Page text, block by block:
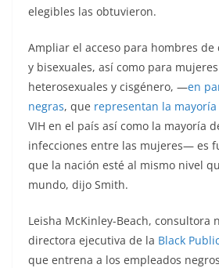
elegibles las obtuvieron.
Ampliar el acceso para hombres de
y bisexuales, así como para
heterosexuales y cisgénero, —en
negras, que representan la mayoría
VIH en el país así como la mayoría
infecciones entre las mujeres— es
que la nación esté al mismo nivel
mundo, dijo Smith.
Leisha McKinley-Beach, consultora
directora ejecutiva de la Black
que entrena a los empleados